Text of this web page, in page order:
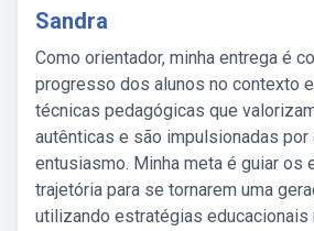
Sandra
Como orientador, minha entrega é
progresso dos alunos no contexto
técnicas pedagógicas que
autênticas e são impulsionadas por
entusiasmo. Minha meta é guiar os
trajetória para se tornarem uma
utilizando estratégias educacionais